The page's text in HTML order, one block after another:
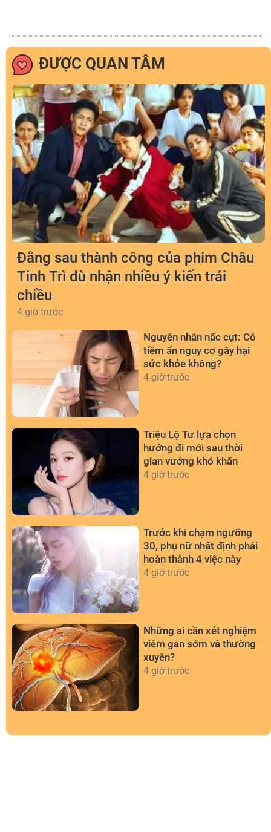
ĐƯỢC QUAN TÂM
Đằng sau thành công của phim Châu
Tinh Trì dù nhận nhiều ý kiến trái
chiều
4 giờ trước
Nguyên nhân nấc cụt: Có
tiềm ẩn nguy cơ gây hại
sức khỏe không?
4 giờ trước
Triệu Lộ Tư lựa chọn
hướng đi mới sau thời
gian vướng khó khăn
4 giờ trước
Trước khi chạm ngưỡng
30, phụ nữ nhất định phải
hoàn thành 4 việc này
4 giờ trước
Những ai cần xét nghiệm
viêm gan sớm và thường
xuyên?
4 giờ trước